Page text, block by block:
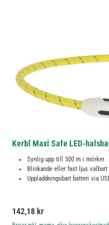
Kerbl Maxi Safe LED-
Synlig upp till 500 m i mörker
Blinkande eller fast ljus valbart
Uppladdningsbart batteri via
Ordinarie pris:
142,18 kr